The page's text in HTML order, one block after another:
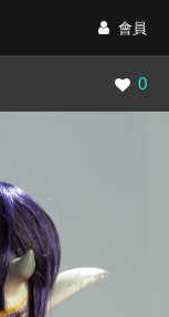
會員
瀏覽
0